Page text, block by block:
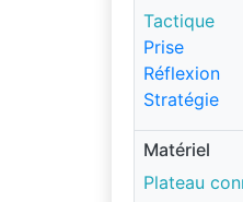
Tactique
Prise
Réflexion
Stratégie
Matériel
Plateau